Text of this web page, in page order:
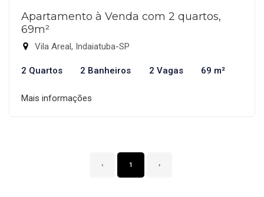
Apartamento à Venda com 2 quartos,
69m²
Vila Areal, Indaiatuba-SP
2 Quartos 2 Banheiros 2 Vagas 69 m²
Mais informações
‹ 1 ›